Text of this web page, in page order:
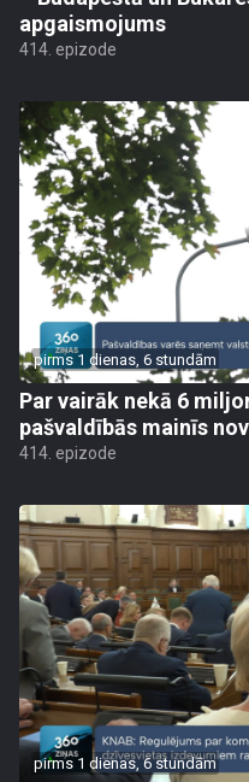
apgaismojums
414. epizode
pirms 1 dienas, 6 stundām
Par vairāk nekā 6
pašvaldībās mainīs
414. epizode
pirms 1 dienas, 6 stundām